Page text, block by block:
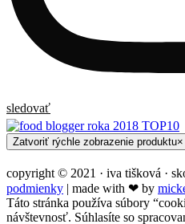
sledovať
Zatvoriť rýchle zobrazenie produktu×
copyright © 2021 · iva tišková ·
podmienky | made with ❤︎ by
Táto stránka používa súbory
návštevnosť. Súhlasíte so